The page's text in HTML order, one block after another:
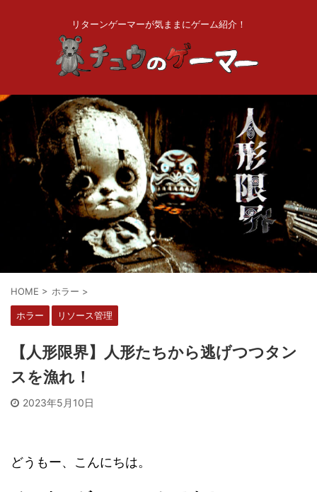
リターンゲーマーが気ままにゲーム紹介！
HOME > ホラー >
ホラー リソース管理
【人形限界】人形たちから逃げつつタン
スを漁れ！
2023年5月10日
どうもー、こんにちは。